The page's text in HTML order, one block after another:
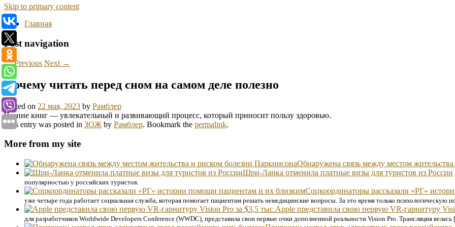
Skip to primary content
Главная
Post navigation
←Previous Next →
Почему читать перед сном на самом деле полезно
Posted on 22 мая, 2023 by Рамблер
Чтение книг — увлекательный и развивающий процесс, который приносит пользу здоровью.
This entry was posted in ЗОЖ by Рамблер. Bookmark the permalink.
More from my site
Обнаружена связь между местом
Шри-Ланка отменила платные визы для туристов из России
популярностью у российских туристов.
Соцкоординаторы рассказали «РГ»
уже четыре года работает социальная служба, которая помогает пациентам решать немедицинские вопросы. За это время только психологическую
Apple представила свою первую VR-гарнитуру
для разработчиков Worldwide Developers Conference (WWDC), представила свои первые очки дополненной реальности Vision Pro. Трансляция